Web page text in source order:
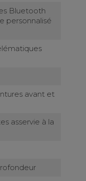
Bluetooth
personnalisé
avant et
asservie à la